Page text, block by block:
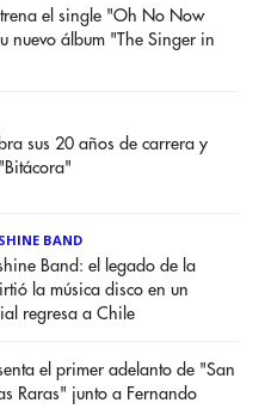
el single "Oh No Now
nuevo álbum "The Singer in
sus 20 años de carrera y
BAND
Band: el legado de la
la música disco en un
regresa a Chile
el primer adelanto de "San
Raras" junto a Fernando